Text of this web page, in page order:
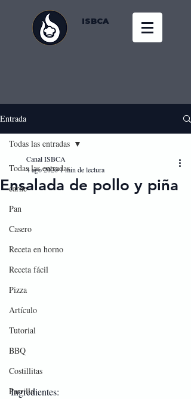
ISBCA
Entrada
Todas las entradas
carne
Pan
Casero
Receta en horno
Receta fácil
Pizza
Artículo
Tutorial
BBQ
Costillitas
Parrilla
Todas las entradas
Ensalada de pollo y piña
Canal ISBCA
4 ago 20201 min de lectura
Ingredientes: